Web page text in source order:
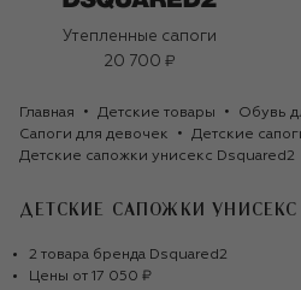
Утепленные сапоги
20 700 ₽
Главная Детские товары
Обувь
Сапоги для девочек
Детские
Детские сапожки унисекс Dsquared2
ДЕТСКИЕ САПОЖКИ УНИСЕКС
2 товара бренда Dsquared2
Цены от 17 050 ₽